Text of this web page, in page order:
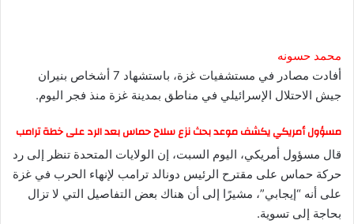
محمد حسونه
أفادت مصادر في مستشفيات غزة، باستشهاد 7 أشخاص بنيران
جيش الاحتلال الإسرائيلي في مناطق بمدينة غزة منذ فجر اليوم.
مسؤول أمريكي يكشف موعد بحث نزع سلاح حماس بعد الرد على خطة ترامب
قال مسؤول أمريكي، اليوم السبت، إن الولايات المتحدة تنظر إلى رد
حركة حماس على مقترح الرئيس دونالد ترامب لإنهاء الحرب في غزة
على أنه “إيجابي”، مشيرًا إلى أن هناك بعض التفاصيل التي لا تزال
بحاجة إلى تسوية.